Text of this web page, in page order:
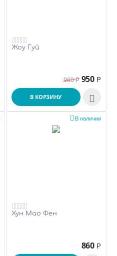
Жоу Гуй
960 Р 950 Р
В КОРЗИНУ 
В наличии

Хун Мао Фен
860 Р